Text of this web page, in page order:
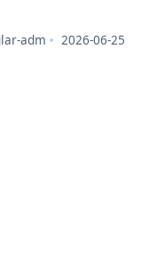
adm 2026-06-25